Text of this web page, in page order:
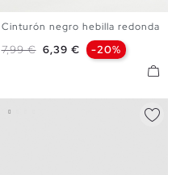
Cinturón negro hebilla redonda
Precio base
7,99 € Precio
6,39 € -20%